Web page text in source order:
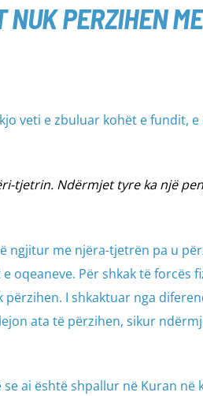
NUK PERZIHEN
veti e zbuluar kohët e fundit,
tjetrin. Ndërmjet tyre ka një
ngjitur me njëra-tjetrën pa u
oqeaneve. Për shkak të forcës
I shkaktuar nga
ata të përzihen, sikur
ai është shpallur në Kuran në